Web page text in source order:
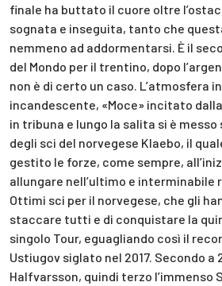
finale ha buttato il cuore oltre
sognata e inseguita, tanto che
nemmeno ad addormentarsi. È il
del Mondo per il trentino, dopo
non è di certo un caso. L’atmosfera
incandescente, «Moce» incitato
in tribuna e lungo la salita si è
degli sci del norvegese Klaebo, il
gestito le forze, come sempre,
allungare nell’ultimo e interminabile
Ottimi sci per il norvegese, che gli
staccare tutti e di conquistare la
singolo Tour, eguagliando così il
Ustiugov siglato nel 2017. Secondo a
Halfvarsson, quindi terzo l’immenso